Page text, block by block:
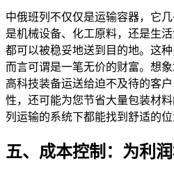
中俄班列不仅仅是运输容器，它
是机械设备、化工原料，还是生
都可以被稳妥地送到目的地。这
而言可谓是一笔无价的财富。想
高科技装备运送给迫不及待的客
性，还可能为您节省大量包装材
列运输的系统下都能找到舒适的位
五、成本控制：为利